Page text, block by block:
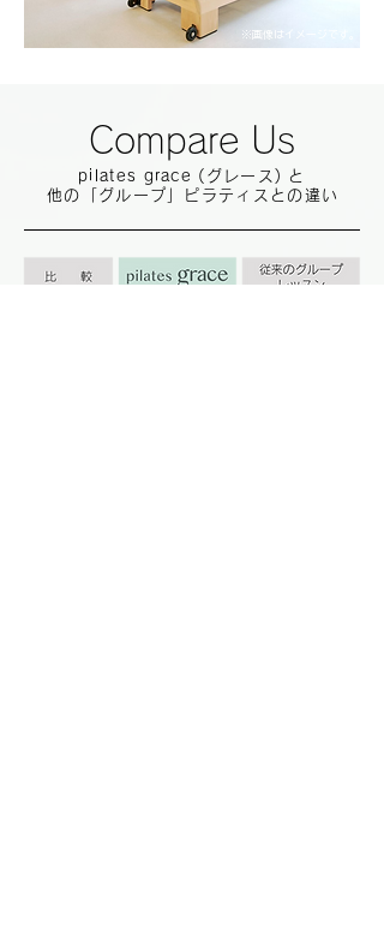
※画像はイメージです。
Compare Us
pilates grace (グレース) と
他の「グループ」ピラティスとの違い